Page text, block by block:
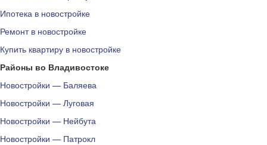
Ипотека в новостройке
Ремонт в новостройке
Купить квартиру в новостройке
Районы во Владивостоке
Новостройки — Баляева
Новостройки — Луговая
Новостройки — Нейбута
Новостройки — Патрокл